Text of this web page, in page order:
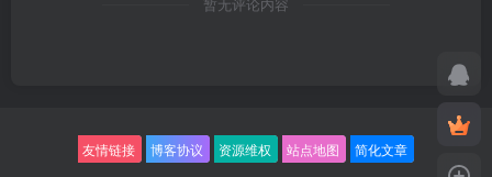
友情链接 博客协议 资源维权 站点地图 简化文章